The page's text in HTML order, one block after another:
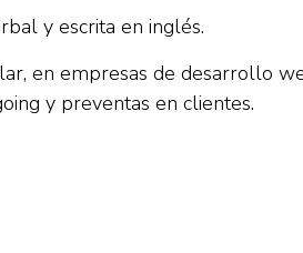
y escrita en inglés.
en empresas de desarrollo
y preventas en clientes.